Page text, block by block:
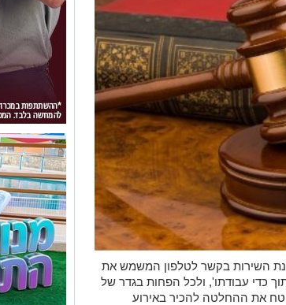
השירות בקשר לטלפון המשמש את
כדי עבודתו', ולכל הפחות בגדר של
את ההחלטה להכיר באירוע